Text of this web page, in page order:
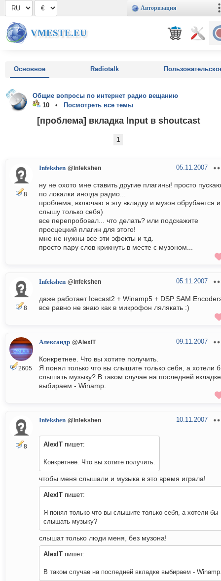
Авторизация
VMESTE.EU
Основное Radiotalk
Общие вопросы по интернет радио вещанию
10 •
Посмотреть все темы
[проблема] вкладка lnput в shoutcast
1
8
Infekshen @Infekshen 05.11.2007
ну не охото мне ставить другие плагины! просто пускаю
по локалки иногда радио...
проблема, включаю я эту вкладку и музон обрубается
слышу только себя)
все перепробовал... что делать? или подскажите
просцецкий плагин для этого!
мне не нужны все эти эфекты и т.д.
просто пару слов крикнуть в месте с музоном...
8
Infekshen @Infekshen 05.11.2007
даже работает Icecast2 + Winamp5 + DSP SAM
все равно не знаю как в микрофон лялякать :)
2605
Александр @AlexIT 09.11.2007
Конкретнее. Что вы хотите получить.
Я понял только что вы слышите только себя, а хотели
слышать музыку? В таком случае на последней вкладке
выбираем - Winamp.
8
Infekshen @Infekshen 10.11.2007
AlexIT пишет:
Конкретнее. Что вы хотите получить.
чтобы меня слышали и музыка в это время играла!
AlexIT пишет:
Я понял только что вы слышите только себя, а хотели бы
слышать музыку?
слышат только люди меня, без музона!
AlexIT пишет:
В таком случае на последней вкладке выбираем -